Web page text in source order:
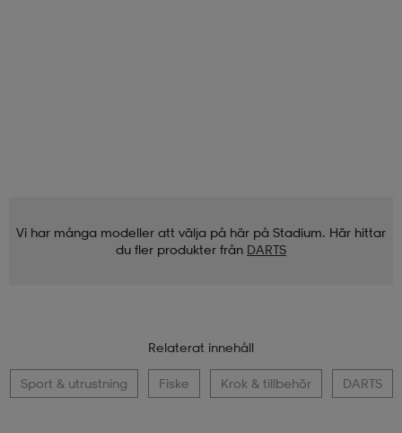
Vi har många modeller att välja på här på Stadium. Här hittar
du fler produkter från DARTS
Relaterat innehåll
Sport & utrustning Fiske Krok & tillbehör DARTS